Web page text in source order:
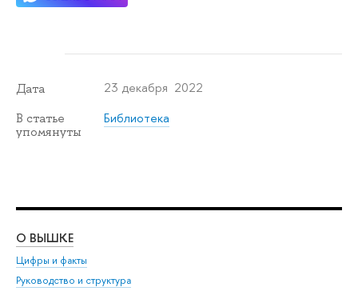
Дата 23 декабря 2022
В статье
упомянуты
Библиотека
О ВЫШКЕ
Цифры и факты
Руководство и структура